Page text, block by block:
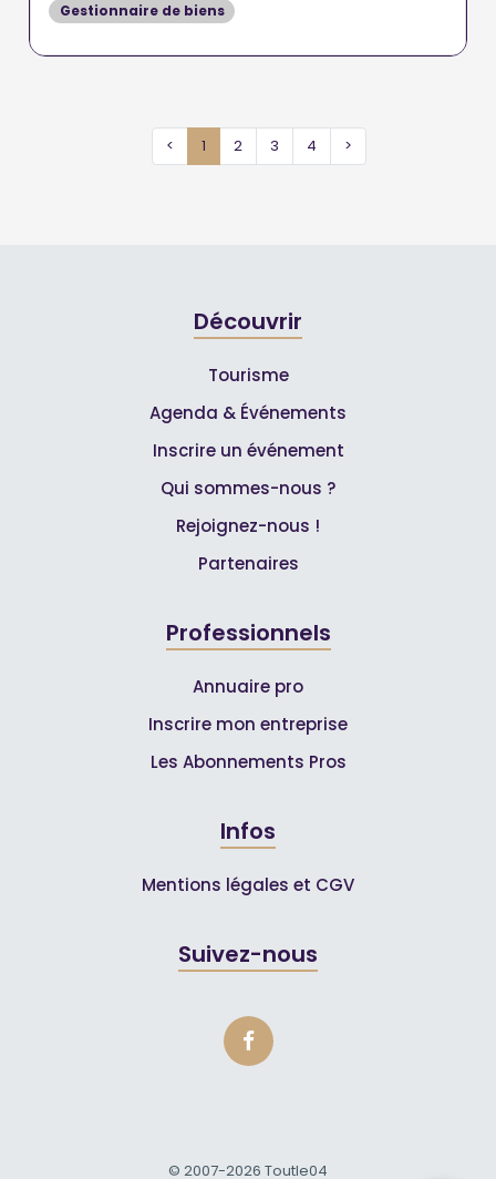
Gestionnaire de biens
< 1 2 3 4 >
Découvrir
Tourisme
Agenda & Événements
Inscrire un événement
Qui sommes-nous ?
Rejoignez-nous !
Partenaires
Professionnels
Annuaire pro
Inscrire mon entreprise
Les Abonnements Pros
Infos
Mentions légales et CGV
Suivez-nous
© 2007-2026 Toutle04